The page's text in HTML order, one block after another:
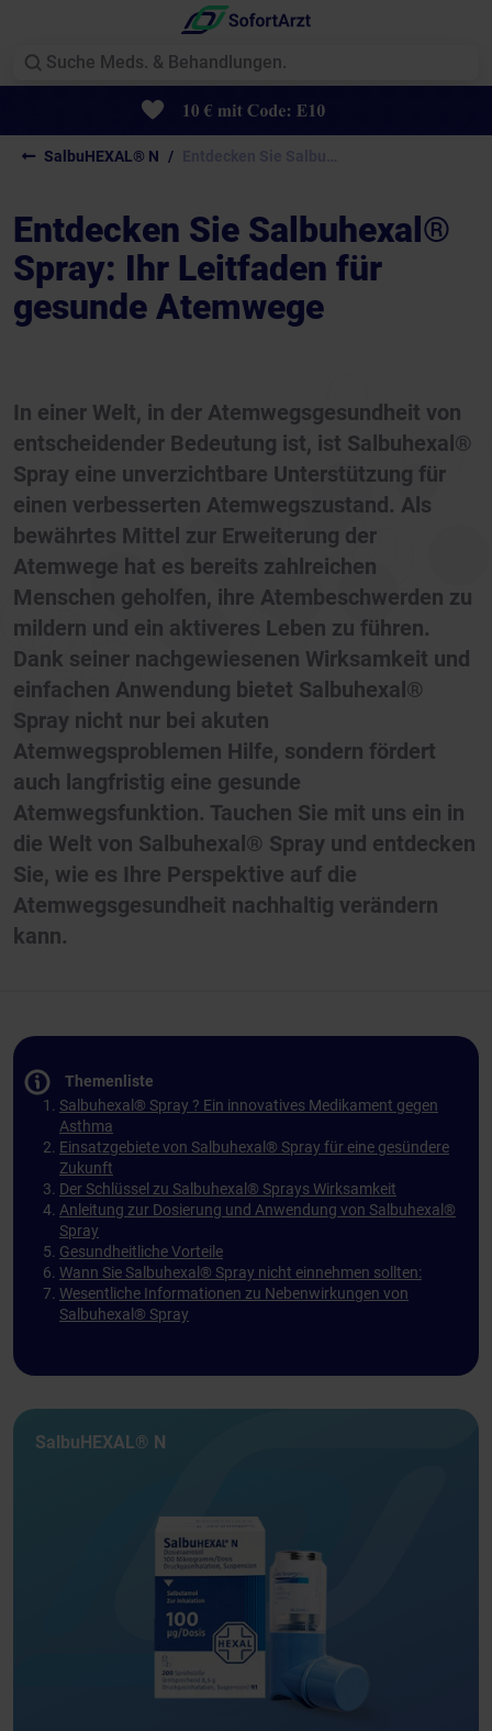
SalbuHEXAL® N
Entdecken Sie Salbuhexal®
Spray: Ihr Leitfaden für
gesunde Atemwege
In einer Welt, in der Atemwegsgesundheit von
entscheidender Bedeutung ist, ist Salbuhexal®
Spray eine unverzichtbare Unterstützung für
einen verbesserten Atemwegszustand. Als
bewährtes Mittel zur Erweiterung der
Atemwege hat es bereits zahlreichen
Menschen geholfen, ihre Atembeschwerden zu
mildern und ein aktiveres Leben zu führen.
Dank seiner nachgewiesenen Wirksamkeit und
einfachen Anwendung bietet Salbuhexal®
Spray nicht nur bei akuten
Atemwegsproblemen Hilfe, sondern fördert
auch langfristig eine gesunde
Atemwegsfunktion. Tauchen Sie mit uns ein in
die Welt von Salbuhexal® Spray und entdecken
Sie, wie es Ihre Perspektive auf die
Atemwegsgesundheit nachhaltig verändern
kann.
Themenliste
Salbuhexal® Spray ? Ein innovatives Medikament gegen
Asthma
Einsatzgebiete von Salbuhexal® Spray für eine gesündere
Zukunft
Der Schlüssel zu Salbuhexal® Sprays Wirksamkeit
Anleitung zur Dosierung und Anwendung von Salbuhexal®
Spray
Gesundheitliche Vorteile
Wann Sie Salbuhexal® Spray nicht einnehmen sollten:
Wesentliche Informationen zu Nebenwirkungen von
Salbuhexal® Spray
SalbuHEXAL® N